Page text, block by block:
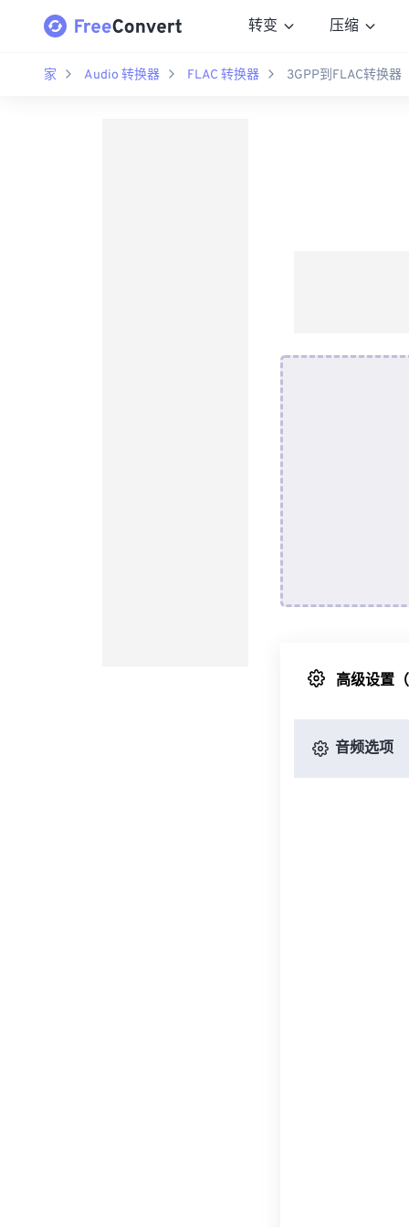
转变 压缩
家 Audio 转换器 FLAC 转换器 3GPP到FLAC转换器
高级设置
音频选项